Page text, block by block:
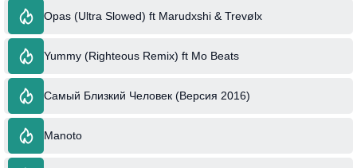
Opas (Ultra Slowed) ft Marudxshi & Trevølx
Yummy (Righteous Remix) ft Mo Beats
Самый Близкий Человек (Версия 2016)
Manoto